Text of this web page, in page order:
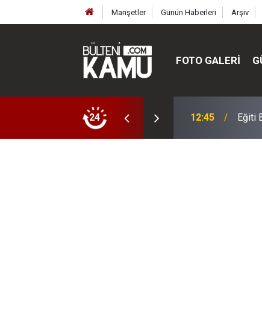
Manşetler Günün Haberleri Arşiv
FOTO GALERI
24
müdürler değişti, yeni isimler atandı 12:45 Eğiti